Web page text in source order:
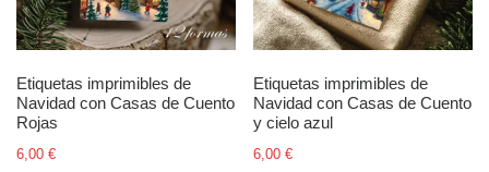
Etiquetas imprimibles de
Navidad con Casas de Cuento
Rojas
6,00 €
Etiquetas imprimibles de
Navidad con Casas de Cuento
y cielo azul
6,00€